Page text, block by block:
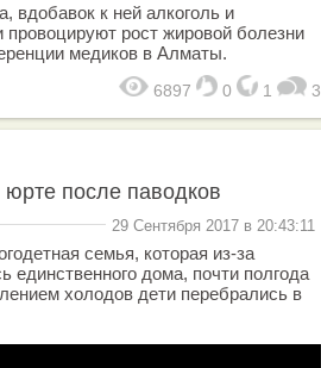
вдобавок к ней алкоголь и
рост жировой болезни
медиков в Алматы.
6897 0 1 3
после паводков
29 Сентября 2017 в 20:43:11
семья, которая из-за
единственного дома, почти полгода
холодов дети перебрались в